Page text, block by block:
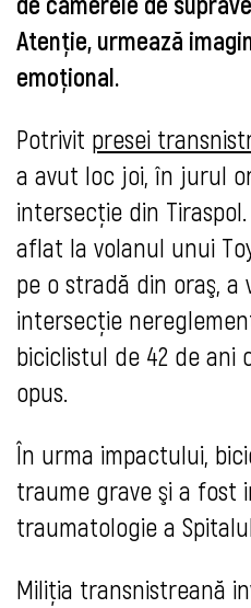
Atenţie, urmează
emoţional.
Potrivit presei
a avut loc joi, în jurul
intersecţie din
aflat la volanul unui
pe o stradă din oraş,
intersecție
biciclistul de 42 de ani
opus.
În urma impactului,
traume grave şi a fost
traumatologie a
Miliţia transnistreană